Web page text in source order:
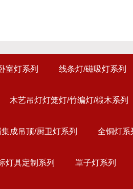
室灯系列 线条灯/磁吸灯系列
木艺吊灯灯笼灯/竹编灯/椴木系列
成吊顶/厨卫灯系列 全铜灯系
灯具定制系列 罩子灯系列